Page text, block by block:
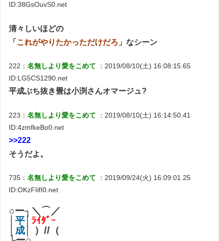
ID:38GsOuvS0.net
清々しいほどの
「 これがやりたかっただけだろ 」なシーン
222：名無しより愛をこめて
：2019/08/10(土) 16:08:15.65
ID:LG5CS1290.net
平成ぶち抜き畳は小渕さんオマージュ?
223：名無しより愛をこめて
：2019/08/10(土) 16:14:50.41
ID:4zmfkeBo0.net
>>222
そうだよ。
735：名無しより愛をこめて
：2019/09/24(火) 16:09:01.25
ID:OKzFIifI0.net
○ー┐＼⌒／
│平 │ ﾗｲﾀﾞｰ
│ 成│ ）//（